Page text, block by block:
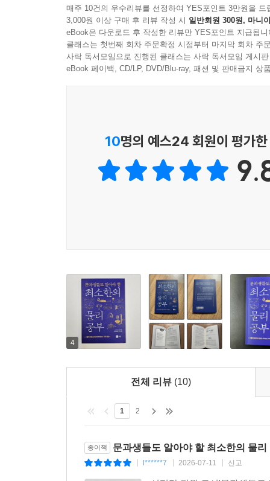
매주 10건의 우수리뷰를 선정하여 YES포인트 3만원을 드
3,000원 이상 구매 후 리뷰 작성 시 일반회원 300원, 마니
eBook은 다운로드 후 작성한 리뷰만 YES포인트 지급됩니
클래스는 첫번째 회차 주문확정 시점부터 마지막 회차 주
사락 독서모임으로 진행된 클래스는 사락 독서모임 게시
eBook 페이백, CD/LP, DVD/Blu-ray, 패션 및 판매금지 상
10명의 예스24 회원이 평가
4
전체 리뷰 (10)
1 2
종이책 문과생들도 알아야 할 최소한의 물리
l******7 2026-07-11 신고